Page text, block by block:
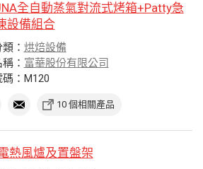
全自動蒸氣對流式烤箱+Patty急
設備組合
： 烘焙設備
： 富華股份有限公司
：M120
10 個相關產品
熱風爐及置盤架